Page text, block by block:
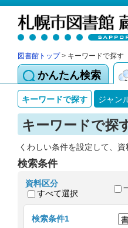
図書館トップ> キーワードで探す
かんたん検索
キーワードで探す ジャン
キーワードで探
くわしい条件を設定して、
検索条件
資料区分
すべて選択
検索条件1